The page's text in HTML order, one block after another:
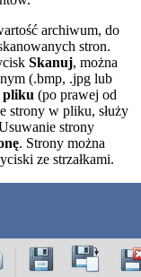
archiwum, do
stron.
Skanuj, można
(.bmp, .jpg lub
pliku (po prawej od
strony w pliku, służy
strony
. Strony można
ze strzałkami.